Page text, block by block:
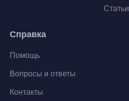
Статьи
Справка
Помощь
Вопросы и ответы
Контакты